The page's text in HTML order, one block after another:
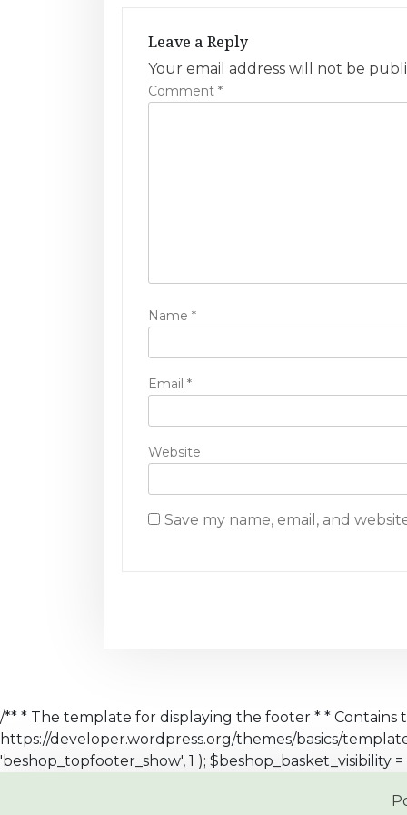
Leave a Reply
Your email address will not be
Comment *
Name *
Email *
Website
Save my name, email, and
/** * The template for displaying the footer * *
https://developer.wordpress.org/themes/basics/
'beshop_topfooter_show', 1 ); $beshop_basket_visibility